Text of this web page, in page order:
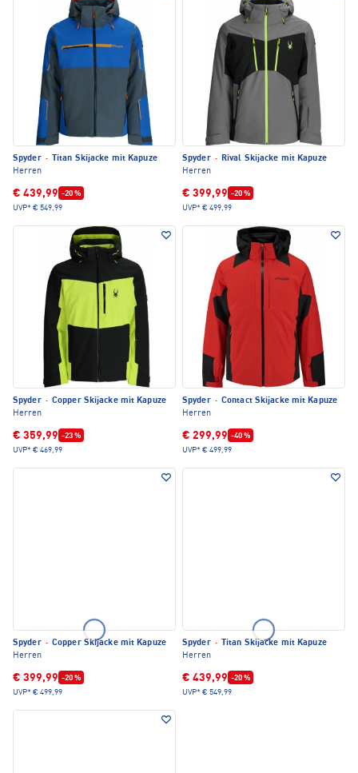
Spyder ·
Titan Skijacke mit Kapuze
Herren
€ 439,99 -20 %
UVP* € 549,99
Spyder · Rival Skijacke mit Kapuze
Herren
€ 399,99 -20 %
UVP* € 499,99
Spyder · Copper Skijacke mit Kapuze
Herren
€ 359,99 -23 %
UVP* € 469,99
Spyder · Contact Skijacke mit Kapuze
Herren
€ 299,99 -40 %
UVP* € 499,99
Spyder · Copper Skijacke mit Kapuze
Herren
€ 399,99 -20 %
UVP* € 499,99
Spyder ·
Titan Skijacke mit Kapuze
Herren
€ 439,99 -20 %
UVP* € 549,99